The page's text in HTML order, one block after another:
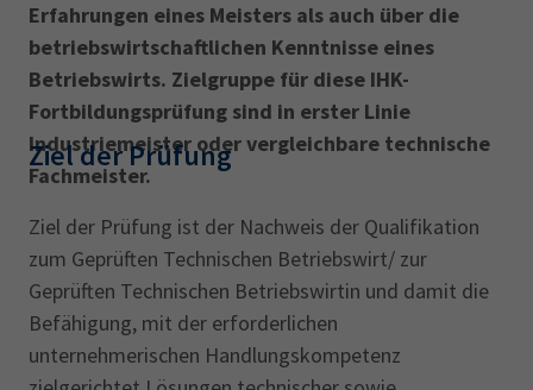
IHK regional
Karriere
Presse
IHK Akademie
Magazin Log-in
Sachkundeprüfung
Berichtsheft
AEVO
34i
Betriebswirt Prüfbericht
Erfahrungen eines Meisters als auch über die
betriebswirtschaftlichen Kenntnisse eines
Betriebswirts. Zielgruppe für diese IHK-
Fortbildungsprüfung sind in erster Linie
Industriemeister oder vergleichbare technische
Fachmeister.
Ziel der Prüfung
Ziel der Prüfung ist der Nachweis der Qualifikation
zum Geprüften Technischen Betriebswirt/ zur
Geprüften Technischen Betriebswirtin und damit die
Befähigung, mit der erforderlichen
unternehmerischen Handlungskompetenz